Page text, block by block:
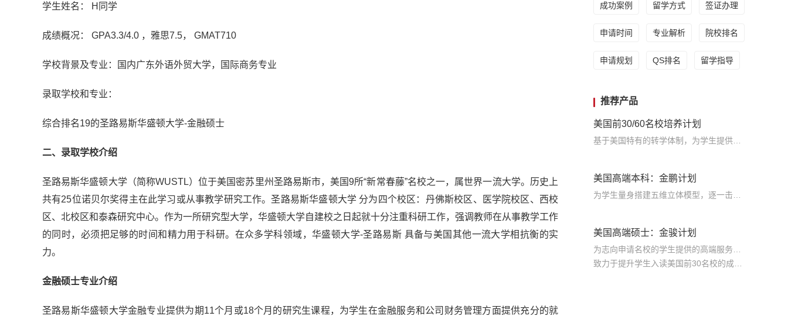
学生姓名： H同学
成绩概况： GPA3.3/4.0 ，雅思7.5， GMAT710
学校背景及专业：国内广东外语外贸大学，国际商务专业
录取学校和专业：
综合排名19的圣路易斯华盛顿大学-金融硕士
二、录取学校介绍
圣路易斯华盛顿大学（简称WUSTL）位于美国密苏里州圣路易斯市，美国9所“新常春藤”名校之一，属世界一流大学。历史上
共有25位诺贝尔奖得主在此学习或从事教学研究工作。圣路易斯华盛顿大学 分为四个校区：丹佛斯校区、医学院校区、西校
区、北校区和泰森研究中心。作为一所研究型大学，华盛顿大学自建校之日起就十分注重科研工作，强调教师在从事教学工作
的同时，必须把足够的时间和精力用于科研。在众多学科领域，华盛顿大学-圣路易斯 具备与美国其他一流大学相抗衡的实
力。
金融硕士专业介绍
圣路易斯华盛顿大学金融专业提供为期11个月或18个月的研究生课程，为学生在金融服务和公司财务管理方面提供充分的就
成功案例 留学方式 签证办理
申请时间 专业解析 院校排名
申请规划 QS排名 留学指导
推荐产品
美国前30/60名校培养计划
美国高端本科：金鹏计划
美国高端硕士：金骏计划